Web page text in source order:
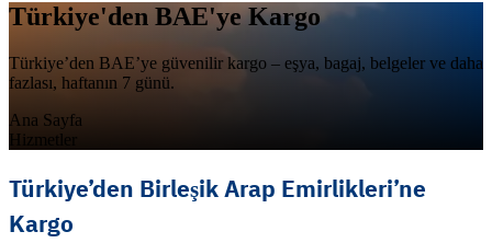
Türkiye'den BAE'ye Kargo
Türkiye’den BAE’ye güvenilir kargo – eşya, bagaj, belgeler ve daha
fazlası, haftanın 7 günü.
Ana Sayfa
Hizmetler
Türkiye’den Birleşik Arap Emirlikleri’ne
Kargo